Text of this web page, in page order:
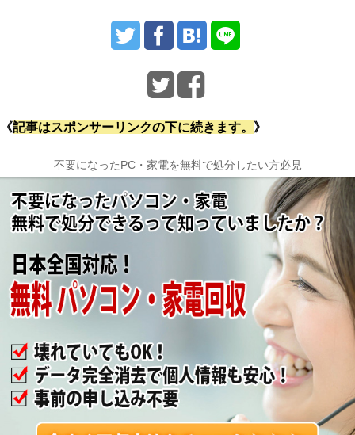
《記事はスポンサーリンクの下に続きます。 》
不要になったPC・家電を無料で処分したい方必見